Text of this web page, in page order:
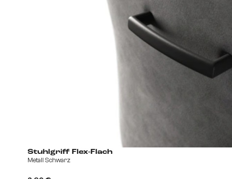
Stuhlgriff Flex-Flach
Metall Schwarz